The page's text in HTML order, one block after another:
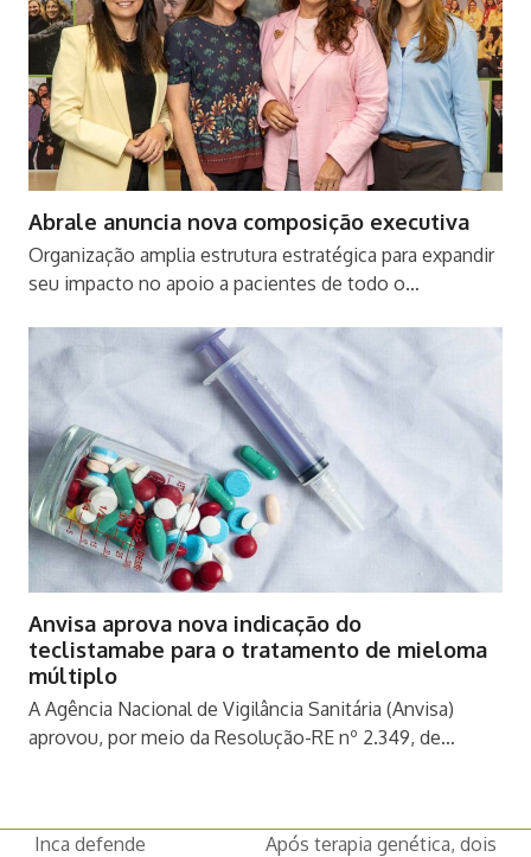
Abrale anuncia nova composição executiva
Organização amplia estrutura estratégica para expandir
seu impacto no apoio a pacientes de todo o…
Anvisa aprova nova indicação do
teclistamabe para o tratamento de mieloma
múltiplo
A Agência Nacional de Vigilância Sanitária (Anvisa)
aprovou, por meio da Resolução-RE nº 2.349, de…
Inca defende
Após terapia genética, dois